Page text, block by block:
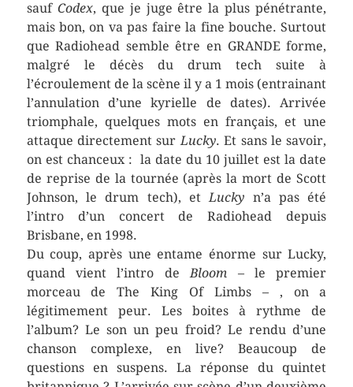
sauf Codex, que je juge être la plus pénétrante,
mais bon, on va pas faire la fine bouche. Surtout
que Radiohead semble être en GRANDE forme,
malgré le décès du drum tech suite à
l’écroulement de la scène il y a 1 mois (entrainant
l’annulation d’une kyrielle de dates). Arrivée
triomphale, quelques mots en français, et une
attaque directement surLucky. Et sans le savoir,
on est chanceux : la date du 10 juillet est la date
de reprise de la tournée (après la mort de Scott
Johnson, le drum tech), etLucky n’a pas été
l’intro d’un concert de Radiohead depuis
Brisbane, en 1998.
Du coup, après une entame énorme sur Lucky,
quand vient l’intro deBloom – le premier
morceau de The King Of Limbs – , on a
légitimement peur. Les boites à rythme de
l’album? Le son un peu froid? Le rendu d’une
chanson complexe, en live? Beaucoup de
questions en suspens. La réponse du quintet